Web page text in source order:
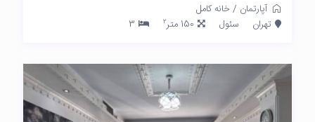
آپارتمان /خانه کامل
تهران
سئول 150 متر 2
3